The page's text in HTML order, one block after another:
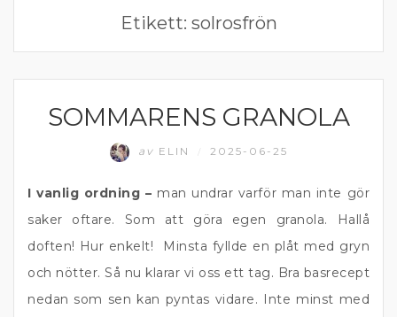
Etikett: solrosfrön
FRUKOST OCH MELLANMÅL
SOMMARENS GRANOLA
av ELIN 2025-06-25
I vanlig ordning – man undrar varför man inte gör
saker oftare. Som att göra egen granola. Hallå
doften! Hur enkelt! Minsta fyllde en plåt med gryn
och nötter. Så nu klarar vi oss ett tag. Bra basrecept
nedan som sen kan pyntas vidare. Inte minst med